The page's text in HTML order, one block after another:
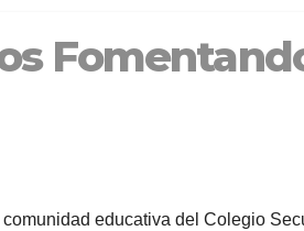
educativa del Colegio